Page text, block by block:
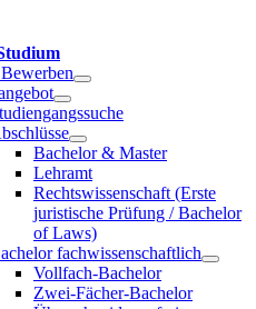
Bachelor & Master
Lehramt
Rechtswissenschaft (Erste
juristische Prüfung / Bachelor
of Laws)
fachwissenschaftlich
Vollfach-Bachelor
Zwei-Fächer-Bachelor